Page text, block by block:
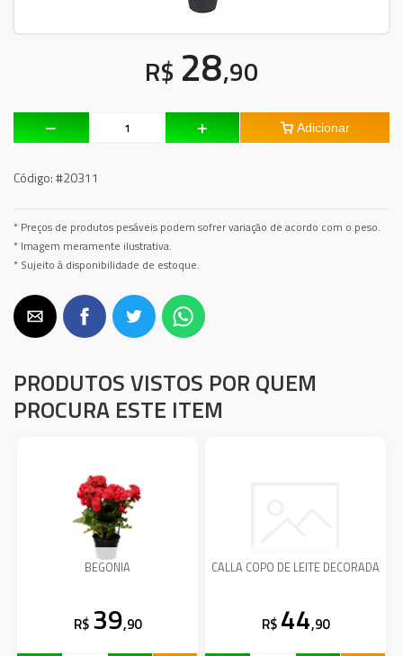
R$ 28,90
Adicionar
Código:#20311
* Preços de produtos pesáveis podem sofrer variação de acordo com o peso.
* Imagem meramente ilustrativa.
* Sujeito à disponibilidade de estoque.
PRODUTOS VISTOS POR QUEM
PROCURA ESTE ITEM
BEGONIA
R$ 39,90
CALLA COPO DE LEITE DECORADA
R$ 44,90